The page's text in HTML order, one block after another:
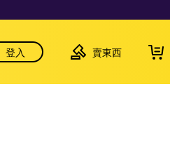
登入 賣東西